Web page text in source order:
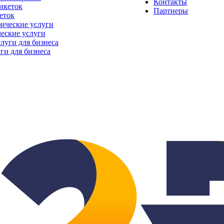
услуги
для бизнеса
Контакты
Партнеры